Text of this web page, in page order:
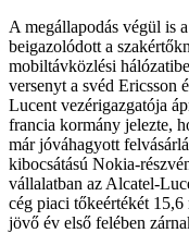
A megállapodás végül is
beigazolódott a
mobiltávközlési
versenyt a svéd Ericsson
Lucent vezérigazgatója
francia kormány jelezte,
már jóváhagyott
kibocsátású Nokia-
vállalatban az Alcatel-
cég piaci tőkeértékét
jövő év első felében